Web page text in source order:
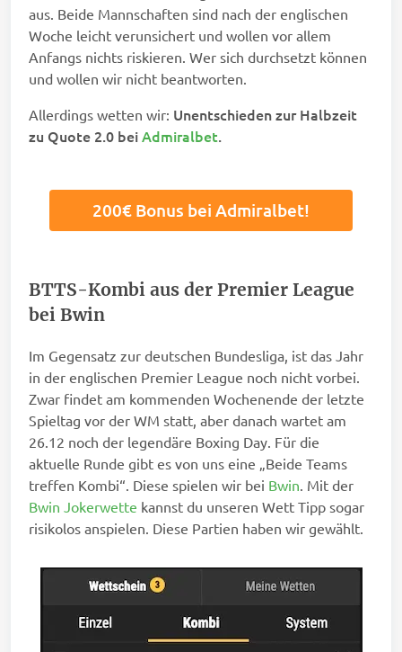
aus. Beide Mannschaften sind nach der englischen
Woche leicht verunsichert und wollen vor allem
Anfangs nichts riskieren. Wer sich durchsetzt können
und wollen wir nicht beantworten.
Allerdings wetten wir: Unentschieden zur Halbzeit
zu Quote 2.0 beiAdmiralbet.
200€ Bonus bei Admiralbet!
BTTS-Kombi aus der Premier League
bei Bwin
Im Gegensatz zur deutschen Bundesliga, ist das Jahr
in der englischen Premier League noch nicht vorbei.
Zwar findet am kommenden Wochenende der letzte
Spieltag vor der WM statt, aber danach wartet am
26.12 noch der legendäre Boxing Day. Für die
aktuelle Runde gibt es von uns eine „Beide Teams
treffen Kombi“. Diese spielen wir bei Bwin . Mit der
Bwin Jokerwette kannst du unseren Wett Tipp sogar
risikolos anspielen. Diese Partien haben wir gewählt.